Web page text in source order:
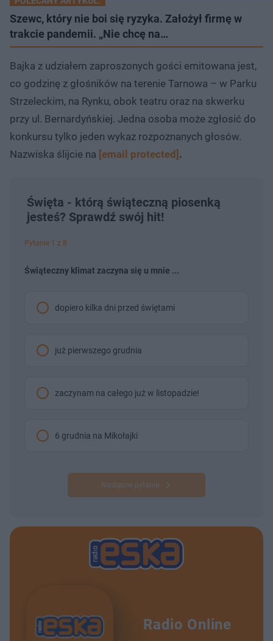
1
0
s
d
o
t
ł
1
0
s
d
o
p
z
d
1
6
.
6
%
a
s
Szewc, który nie boi się ryzyka. Założył firmę w
trakcie pandemii. „Nie chcę na…
Bajka z udziałem zaproszonych gości emitowana jest,
co godzinę z głośników na terenie Tarnowa – w Parku
Strzeleckim, na Rynku, obok teatru oraz na skwerku
przy ul. Bernardyńskiej. Jedna osoba może zgłosić do
konkursu tylko jeden wykaz rozpoznanych głosów.
Nazwiska ślijcie na [email protected] .
Święta - którą świąteczną piosenką
jesteś? Sprawdź swój hit!
Pytanie 1 z 8
Świąteczny klimat zaczyna się u mnie ...
dopiero kilka dni przed świętami
już pierwszego grudnia
zaczynam na całego już w listopadzie!
6 grudnia na Mikołajki
Następne pytanie
Radio Online